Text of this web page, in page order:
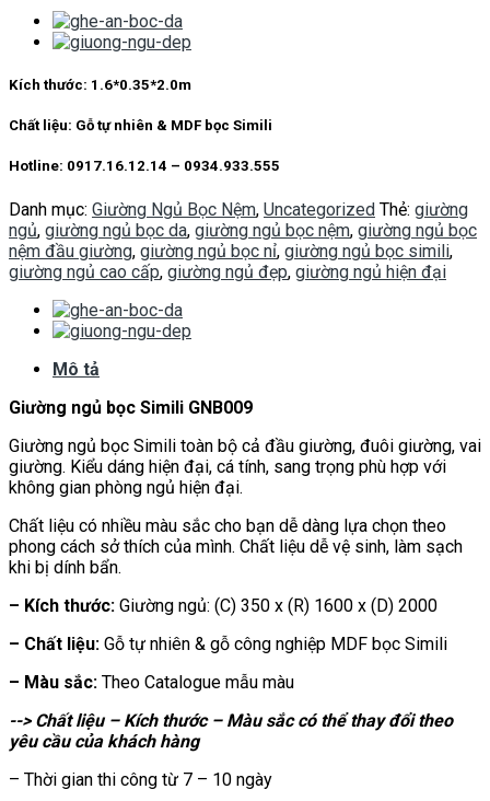
Kích thước: 1.6*0.35*2.0m
Chất liệu: Gỗ tự nhiên & MDF bọc Simili
Hotline: 0917.16.12.14 – 0934.933.555
Danh mục: Giường Ngủ Bọc Nệm, Uncategorized Thẻ: giường
ngủ, giường ngủ bọc da, giường ngủ bọc nệm, giường ngủ bọc
nệm đầu giường, giường ngủ bọc nỉ, giường ngủ bọc simili,
giường ngủ cao cấp, giường ngủ đẹp, giường ngủ hiện đại
Mô tả
Giường ngủ bọc Simili GNB009
Giường ngủ bọc Simili toàn bộ cả đầu giường, đuôi giường, vai
giường. Kiểu dáng hiện đại, cá tính, sang trọng phù hợp với
không gian phòng ngủ hiện đại.
Chất liệu có nhiều màu sắc cho bạn dễ dàng lựa chọn theo
phong cách sở thích của mình. Chất liệu dễ vệ sinh, làm sạch
khi bị dính bẩn.
– Kích thước: Giường ngủ: (C) 350 x (R) 1600 x (D) 2000
– Chất liệu: Gỗ tự nhiên & gỗ công nghiệp MDF bọc Simili
– Màu sắc: Theo Catalogue mẫu màu
--> Chất liệu – Kích thước – Màu sắc có thể thay đổi theo
yêu cầu của khách hàng
– Thời gian thi công từ 7 – 10 ngày